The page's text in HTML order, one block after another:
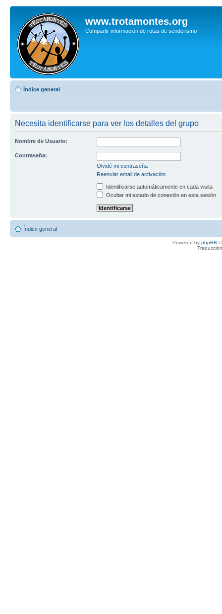
www.trotamontes.org
Compartir información de rutas de senderismo
Índice general
Necesita identificarse para ver los detalles del grupo
Nombre de Usuario:
Contraseña:
Olvidé mi contraseña
Reenviar email de activación
Identificarse automáticamente en cada visita
Ocultar mi estado de conexión en esta sesión
Índice general
Powered by phpBB